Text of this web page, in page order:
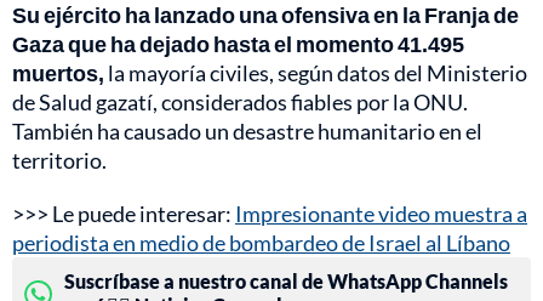
Su ejército ha lanzado una ofensiva en la Franja de
Gaza que ha dejado hasta el momento 41.495
muertos, la mayoría civiles, según datos del Ministerio
de Salud gazatí, considerados fiables por la ONU.
También ha causado un desastre humanitario en el
territorio.
>>> Le puede interesar: Impresionante video muestra a
periodista en medio de bombardeo de Israel al Líbano
Suscríbase a nuestro canal de WhatsApp Channels